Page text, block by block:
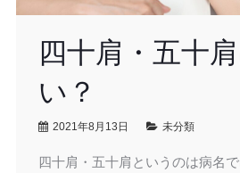
四十肩・五十
い？
2021年8月13日 未分類
四十肩・五十肩というのは病名